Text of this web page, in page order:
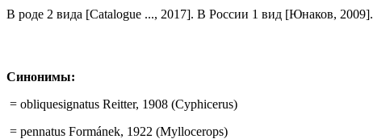
В роде 2 вида [Catalogue ..., 2017]. В России 1 вид [Юнаков, 2009].
Синонимы:
= obliquesignatus Reitter, 1908 (Cyphicerus)
= pennatus Formánek, 1922 (Myllocerops)